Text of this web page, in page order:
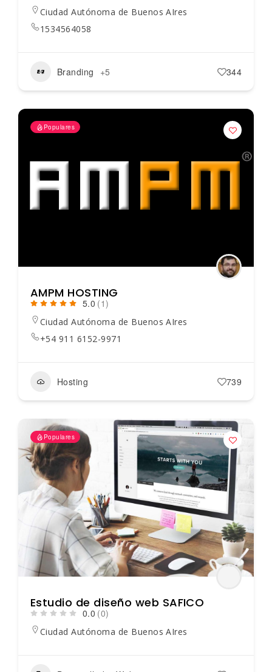
Ciudad Autónoma de Buenos AIres
1534564058
Branding +5 344
Populares
AMPM HOSTING
5.0 (1)
Ciudad Autónoma de Buenos AIres
+54 911 6152-9971
Hosting 739
Populares
Estudio de diseño web SAFICO
0.0 (0)
Ciudad Autónoma de Buenos AIres